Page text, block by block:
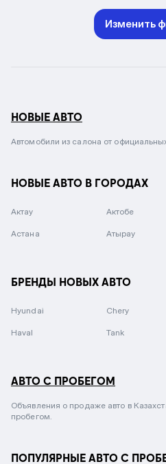
Изменить
НОВЫЕ АВТО
Автомобили из салона от
НОВЫЕ АВТО В ГОРОДАХ
Актау Актобе
Астана Атырау
БРЕНДЫ НОВЫХ АВТО
Hyundai Chery
Haval Tank
АВТО С ПРОБЕГОМ
Объявления о продаже авто в
пробегом.
ПОПУЛЯРНЫЕ АВТО С